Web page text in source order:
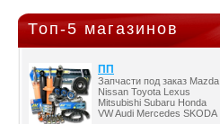
Топ-5 магазинов
ПП
Запчасти под заказ Mazda
Nissan Toyota Lexus
Mitsubishi Subaru Honda
VW Audi Mercedes SKODA